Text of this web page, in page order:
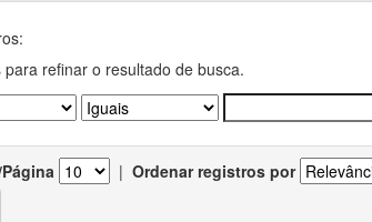
para refinar o resultado de busca.
| Ordenar registros por